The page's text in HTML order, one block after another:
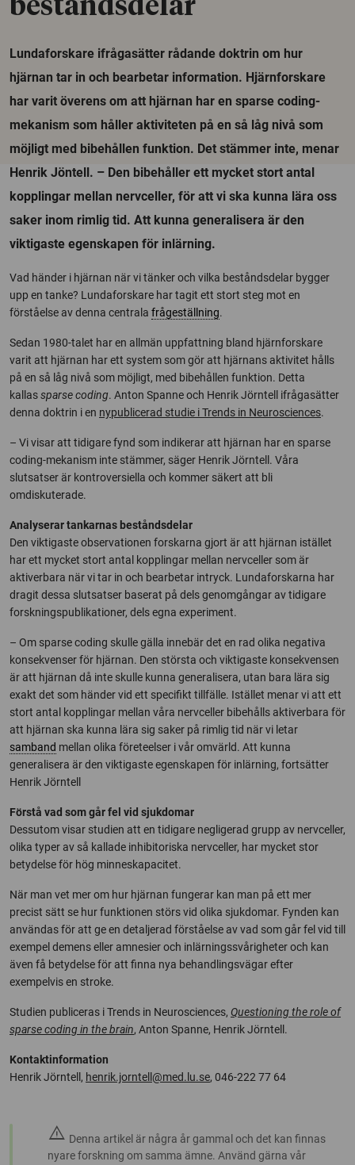
beståndsdelar
Lundaforskare ifrågasätter rådande doktrin om hur
hjärnan tar in och bearbetar information. Hjärnforskare
har varit överens om att hjärnan har en sparse coding-
mekanism som håller aktiviteten på en så låg nivå som
möjligt med bibehållen funktion. Det stämmer inte, menar
Henrik Jöntell. – Den bibehåller ett mycket stort antal
kopplingar mellan nervceller, för att vi ska kunna lära oss
saker inom rimlig tid. Att kunna generalisera är den
viktigaste egenskapen för inlärning.
Vad händer i hjärnan när vi tänker och vilka beståndsdelar bygger
upp en tanke? Lundaforskare har tagit ett stort steg mot en
förståelse av denna centrala frågeställning.
Sedan 1980-talet har en allmän uppfattning bland hjärnforskare
varit att hjärnan har ett system som gör att hjärnans aktivitet hålls
på en så låg nivå som möjligt, med bibehållen funktion. Detta
kallassparse coding. Anton Spanne och Henrik Jörntell ifrågasätter
denna doktrin i en nypublicerad studie i Trends in Neurosciences.
– Vi visar att tidigare fynd som indikerar att hjärnan har en sparse
coding-mekanism inte stämmer, säger Henrik Jörntell. Våra
slutsatser är kontroversiella och kommer säkert att bli
omdiskuterade.
Analyserar tankarnas beståndsdelar
Den viktigaste observationen forskarna gjort är att hjärnan istället
har ett mycket stort antal kopplingar mellan nervceller som är
aktiverbara när vi tar in och bearbetar intryck. Lundaforskarna har
dragit dessa slutsatser baserat på dels genomgångar av tidigare
forskningspublikationer, dels egna experiment.
– Om sparse coding skulle gälla innebär det en rad olika negativa
konsekvenser för hjärnan. Den största och viktigaste konsekvensen
är att hjärnan då inte skulle kunna generalisera, utan bara lära sig
exakt det som händer vid ett specifikt tillfälle. Istället menar vi att ett
stort antal kopplingar mellan våra nervceller bibehålls aktiverbara för
att hjärnan ska kunna lära sig saker på rimlig tid när vi letar
samband mellan olika företeelser i vår omvärld. Att kunna
generalisera är den viktigaste egenskapen för inlärning, fortsätter
Henrik Jörntell
Förstå vad som går fel vid sjukdomar
Dessutom visar studien att en tidigare negligerad grupp av nervceller,
olika typer av så kallade inhibitoriska nervceller, har mycket stor
betydelse för hög minneskapacitet.
När man vet mer om hur hjärnan fungerar kan man på ett mer
precist sätt se hur funktionen störs vid olika sjukdomar. Fynden kan
användas för att ge en detaljerad förståelse av vad som går fel vid till
exempel demens eller amnesier och inlärningssvårigheter och kan
även få betydelse för att finna nya behandlingsvägar efter
exempelvis en stroke.
Studien publiceras i Trends in Neurosciences, Questioning the role of
sparse coding in the brain, Anton Spanne, Henrik Jörntell.
Kontaktinformation
Henrik Jörntell, henrik.jorntell@med.lu.se, 046-222 77 64
warning Denna artikel är några år gammal och det kan finnas
nyare forskning om samma ämne. Använd gärna vår